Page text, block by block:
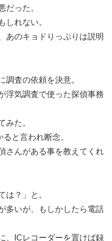
だった。
しれない。
あのキョドりっぷりは説明
調査の依頼を決意。
浮気調査で使った探偵事務
みた。
と言われ断念。
さんがある事を教えてくれ
は？」と。
多いが、もしかしたら電話
、ICレコーダーを置けば録